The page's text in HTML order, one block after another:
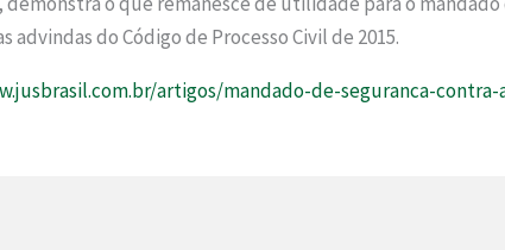
do Código de Processo Civil de 2015.
artigos/mandado-de-seguranca-